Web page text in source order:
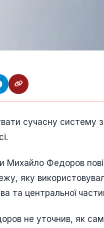
сучасну систему
Михайло Федоров
яку
та центральної
не уточнив, як